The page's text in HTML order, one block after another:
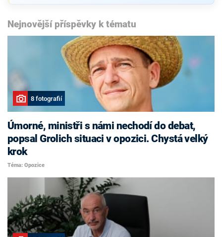
Nejnovější příspěvky k tématu
8 fotografií
Úmorné, ministři s námi nechodí do debat,
popsal Grolich situaci v opozici. Chystá velký
krok
Téma: Opozice